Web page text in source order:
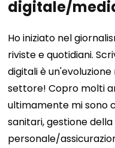
digitale/
Ho iniziato nel
riviste e quotidiani.
digitali è
settore! Copro molti
ultimamente mi sono
sanitari, gestione
personale/